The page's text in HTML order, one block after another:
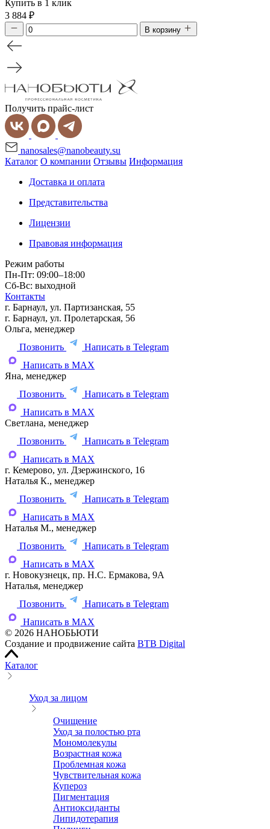
Купить в 1 клик
3 884 ₽
В корзину
Получить прайс-лист
nanosales@nanobeauty.su
Каталог О компании Отзывы Информация
Доставка и оплата
Представительства
Лицензии
Правовая информация
Режим работы
Пн-Пт: 09:00–18:00
Сб-Вс: выходной
Контакты
г. Барнаул, ул. Партизанская, 55
г. Барнаул, ул. Пролетарская, 56
Ольга, менеджер
Позвонить
Написать в Telegram
Написать в MAX
Яна, менеджер
Позвонить
Написать в Telegram
Написать в MAX
Светлана, менеджер
Позвонить
Написать в Telegram
Написать в MAX
г. Кемерово, ул. Дзержинского, 16
Наталья К., менеджер
Позвонить
Написать в Telegram
Написать в MAX
Наталья М., менеджер
Позвонить
Написать в Telegram
Написать в MAX
г. Новокузнецк, пр. Н.С. Ермакова, 9А
Наталья, менеджер
Позвонить
Написать в Telegram
Написать в MAX
© 2026 НАНОБЬЮТИ
Создание и продвижение сайта BTB Digital
Каталог
Уход за лицом
Очищение
Уход за полостью рта
Мономолекулы
Возрастная кожа
Проблемная кожа
Чувствительная кожа
Купероз
Пигментация
Антиоксиданты
Липидотерапия